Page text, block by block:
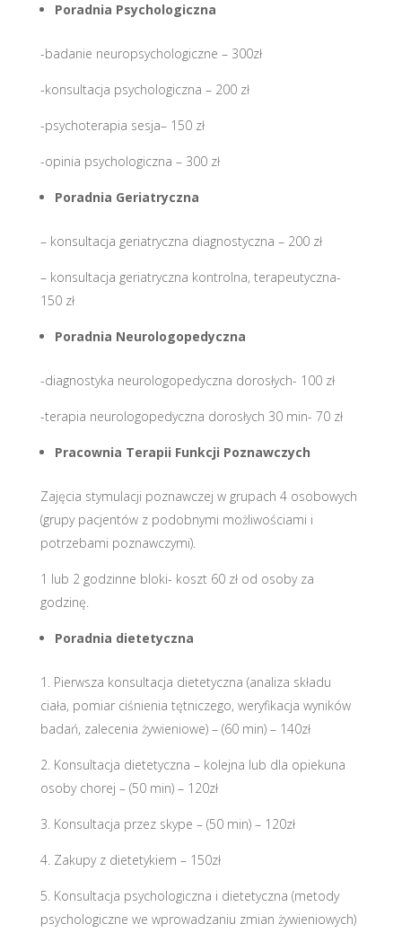
Poradnia Psychologiczna
-badanie neuropsychologiczne – 300zł
-konsultacja psychologiczna – 200 zł
-psychoterapia sesja– 150 zł
-opinia psychologiczna – 300 zł
Poradnia Geriatryczna
– konsultacja geriatryczna diagnostyczna – 200 zł
– konsultacja geriatryczna kontrolna, terapeutyczna-
150 zł
Poradnia Neurologopedyczna
-diagnostyka neurologopedyczna dorosłych- 100 zł
-terapia neurologopedyczna dorosłych 30 min- 70 zł
Pracownia Terapii Funkcji Poznawczych
Zajęcia stymulacji poznawczej w grupach 4 osobowych
(grupy pacjentów z podobnymi możliwościami i
potrzebami poznawczymi).
1 lub 2 godzinne bloki- koszt 60 zł od osoby za
godzinę.
Poradnia dietetyczna
1. Pierwsza konsultacja dietetyczna (analiza składu
ciała, pomiar ciśnienia tętniczego, weryfikacja wyników
badań, zalecenia żywieniowe) – (60 min) – 140zł
2. Konsultacja dietetyczna – kolejna lub dla opiekuna
osoby chorej – (50 min) – 120zł
3. Konsultacja przez skype – (50 min) – 120zł
4. Zakupy z dietetykiem – 150zł
5. Konsultacja psychologiczna i dietetyczna (metody
psychologiczne we wprowadzaniu zmian żywieniowych)